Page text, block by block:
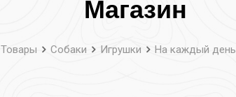
Магазин
Товары Собаки Игрушки На каждый день